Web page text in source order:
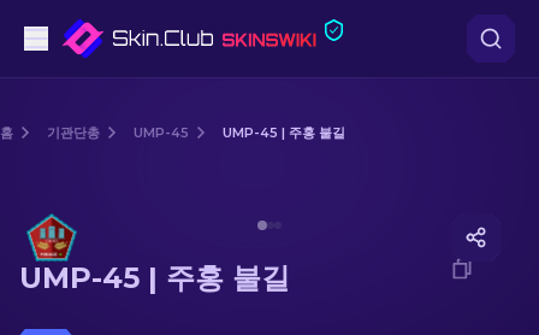
돌격소총
저격소총
홈 기관단총 UMP-45 UMP-45 | 주홍 불길
UMP-45 | 주홍 불길